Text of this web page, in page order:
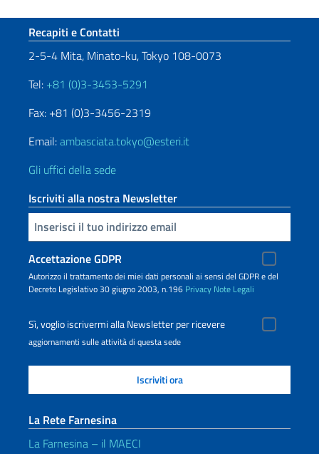
Sezione footer
Recapiti e Contatti
2-5-4 Mita, Minato-ku, Tokyo 108-0073
Tel: +81 (0)3-3453-5291
Fax: +81 (0)3-3456-2319
Email:ambasciata.tokyo@esteri.it
Gli uffici della sede
Iscriviti alla nostra Newsletter
Inserisci la tua email
Accettazione GDPR
Autorizzo il trattamento dei miei dati personali ai sensi del GDPR e del
Decreto Legislativo 30 giugno 2003, n.196 Privacy Note Legali
Sì, voglio iscrivermi alla Newsletter per ricevere
aggiornamenti sulle attività di questa sede
La Rete Farnesina
La Farnesina – il MAECI